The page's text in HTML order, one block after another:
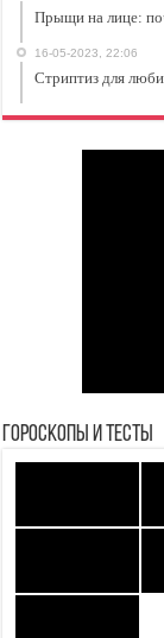
Прыщи на лице:
16-05-2023, 22:06
Стриптиз для
Гороскопы и Тесты